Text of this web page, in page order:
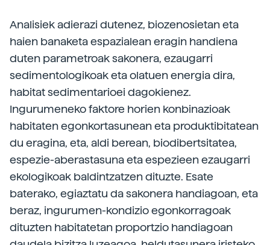
Analisiek adierazi dutenez, biozenosietan eta
haien banaketa espazialean eragin handiena
duten parametroak sakonera, ezaugarri
sedimentologikoak eta olatuen energia dira,
habitat sedimentarioei dagokienez.
Ingurumeneko faktore horien konbinazioak
habitaten egonkortasunean eta produktibitatean
du eragina, eta, aldi berean, biodibertsitatea,
espezie-aberastasuna eta espezieen ezaugarri
ekologikoak baldintzatzen dituzte. Esate
baterako, egiaztatu da sakonera handiagoan, eta
beraz, ingurumen-kondizio egonkorragoak
dituzten habitatetan proportzio handiagoan